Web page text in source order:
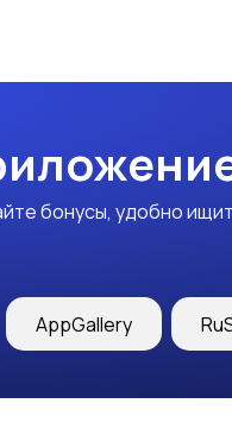
бонусы, удобно
AppGallery